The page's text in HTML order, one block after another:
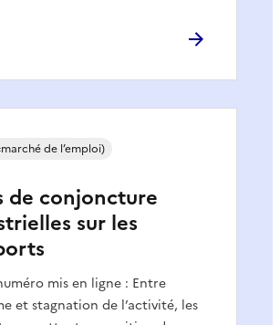
de conjoncture
sur les
mis en ligne : Entre
et stagnation de l’activité, les
de l’emploi)